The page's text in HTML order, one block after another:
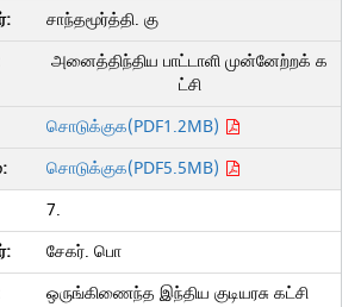
சாந்தமூர்த்தி. கு
அனைத்திந்திய பாட்டாளி முன்னேற்றக் க
ட்சி
சொடுக்குக(PDF1.2MB)
சொடுக்குக(PDF5.5MB)
7.
சேகர். பொ
ஒருங்கிணைந்த இந்திய குடியரசு கட்சி